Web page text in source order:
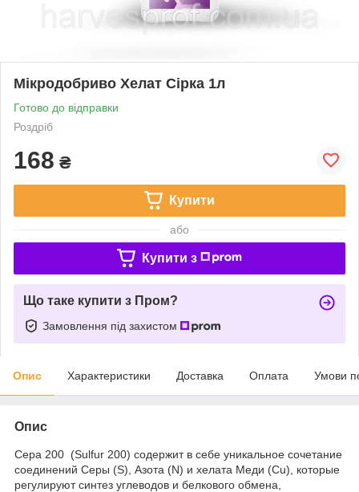
Мiкродобриво Хелат Сірка 1л
Готово до відправки
Роздріб
168 ₴
Купити
або
Купити з
Що таке купити з Пром?
Замовлення під захистом
Опис Характеристики Доставка Оплата Умови
Опис
Сера 200 (Sulfur 200) содержит в себе уникальное сочетание
соединений Серы (S), Азота (N) и хелата Меди (Cu), которые
регулируют синтез углеводов и белкового обмена,